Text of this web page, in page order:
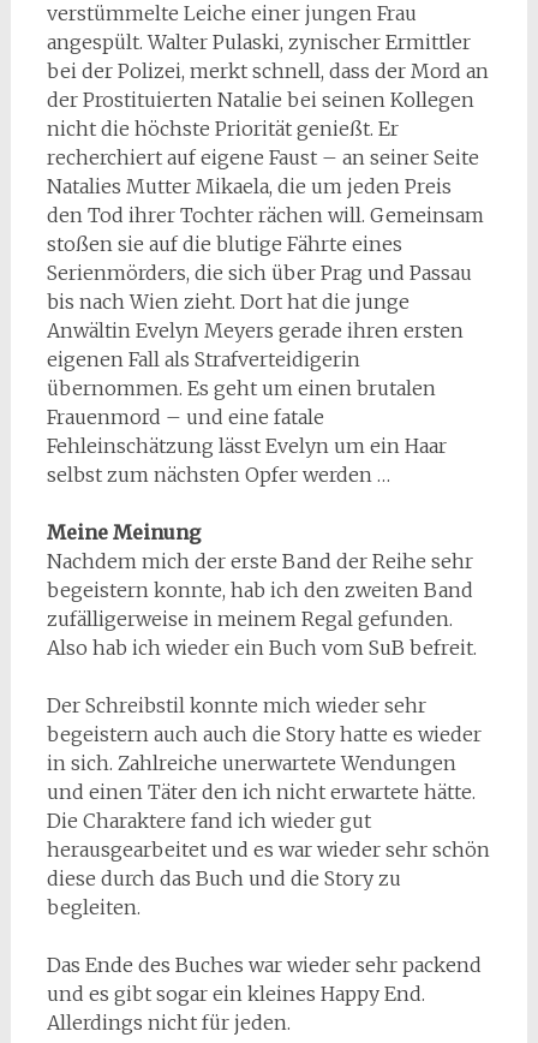
verstümmelte Leiche einer jungen Frau
angespült. Walter Pulaski, zynischer Ermittler
bei der Polizei, merkt schnell, dass der Mord an
der Prostituierten Natalie bei seinen Kollegen
nicht die höchste Priorität genießt. Er
recherchiert auf eigene Faust – an seiner Seite
Natalies Mutter Mikaela, die um jeden Preis
den Tod ihrer Tochter rächen will. Gemeinsam
stoßen sie auf die blutige Fährte eines
Serienmörders, die sich über Prag und Passau
bis nach Wien zieht. Dort hat die junge
Anwältin Evelyn Meyers gerade ihren ersten
eigenen Fall als Strafverteidigerin
übernommen. Es geht um einen brutalen
Frauenmord – und eine fatale
Fehleinschätzung lässt Evelyn um ein Haar
selbst zum nächsten Opfer werden …
Meine Meinung
Nachdem mich der erste Band der Reihe sehr
begeistern konnte, hab ich den zweiten Band
zufälligerweise in meinem Regal gefunden.
Also hab ich wieder ein Buch vom SuB befreit.
Der Schreibstil konnte mich wieder sehr
begeistern auch auch die Story hatte es wieder
in sich. Zahlreiche unerwartete Wendungen
und einen Täter den ich nicht erwartete hätte.
Die Charaktere fand ich wieder gut
herausgearbeitet und es war wieder sehr schön
diese durch das Buch und die Story zu
begleiten.
Das Ende des Buches war wieder sehr packend
und es gibt sogar ein kleines Happy End.
Allerdings nicht für jeden.